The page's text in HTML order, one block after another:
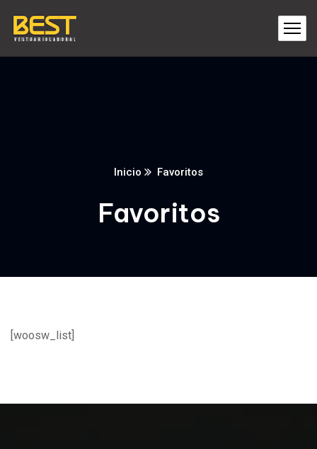
Inicio Favoritos
Favoritos
[woosw_list]